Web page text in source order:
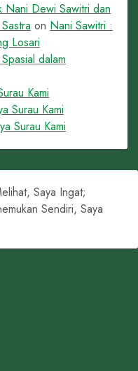
Nani Dewi Sawitri dan
on Nani Sawitri :
Losari
dalam
Kami
Surau Kami
Surau Kami
Saya Ingat;
Sendiri, Saya